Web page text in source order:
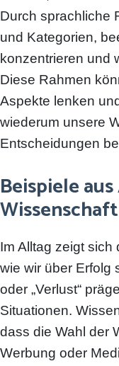
Durch sprachliche
und Kategorien,
konzentrieren und
Diese Rahmen
Aspekte lenken
wiederum unsere
Entscheidungen
Beispiele
Wissenschaft
Im Alltag zeigt sich
wie wir über Erfolg
oder „Verlust“
Situationen.
dass die Wahl der
Werbung oder